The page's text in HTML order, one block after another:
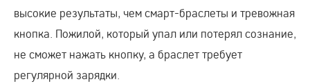
высокие результаты, чем смарт-браслеты и тревожная
кнопка. Пожилой, который упал или потерял сознание,
не сможет нажать кнопку, а браслет требует
регулярной зарядки.